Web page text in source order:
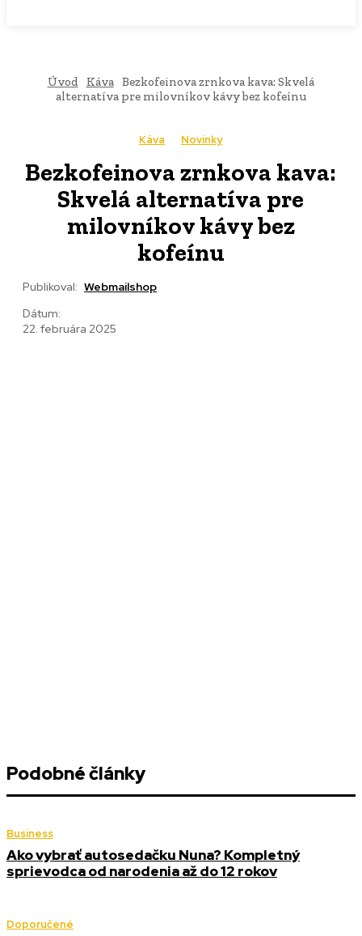
Úvod Káva Bezkofeinova zrnkova kava: Skvelá
alternatíva pre milovníkov kávy bez kofeínu
Káva Novinky
Bezkofeinova zrnkova kava:
Skvelá alternatíva pre
milovníkov kávy bez
kofeínu
Publikoval: Webmailshop
Dátum:
22. februára 2025
Podobné články
Business
Ako vybrať autosedačku Nuna? Kompletný
sprievodca od narodenia až do 12 rokov
Doporučené